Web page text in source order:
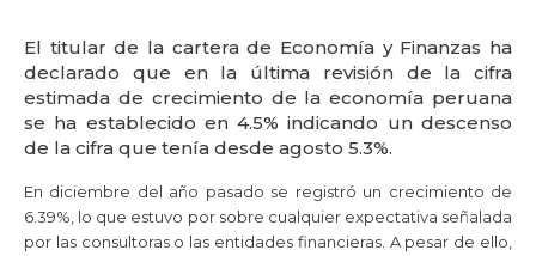
El titular de la cartera de Economía y Finanzas ha
declarado que en la última revisión de la cifra
estimada de crecimiento de la economía peruana
se ha establecido en 4.5% indicando un descenso
de la cifra que tenía desde agosto 5.3%.
En diciembre del año pasado se registró un crecimiento de
6.39%, lo que estuvo por sobre cualquier expectativa señalada
por las consultoras o las entidades financieras. A pesar de ello,